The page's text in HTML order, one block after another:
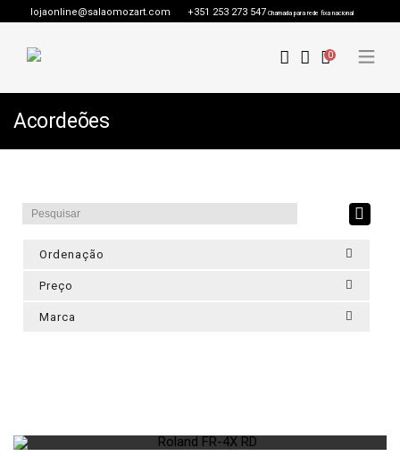
lojaonline@salaomozart.com +351 253 273 547 Chamada para rede fixa nacional
0
Acordeões
Ordenação
Preço
Marca